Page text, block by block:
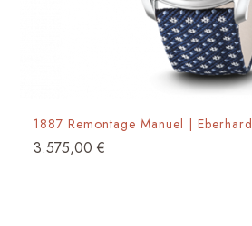
1887 Remontage Manuel | Eberhard
3.575,00€